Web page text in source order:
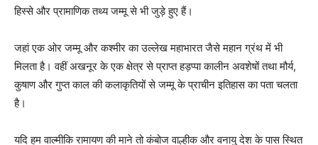
हिस्से और प्रामाणिक तथ्य जम्मू से भी जुड़े हुए हैं।
जहां एक ओर जम्मू और कश्मीर का उल्‍लेख महाभारत जैसे महान ग्रंथ में भी
मिलता है। वहीं अखनूर के एक क्षेत्र से प्राप्‍त हड़प्‍पा कालीन अवशेषों तथा मौर्य,
कुषाण और गुप्‍त काल की कलाकृतियों से जम्मू के प्राचीन इतिहास का पता चलता
है।
यदि हम वाल्मीकि रामायण की माने तो कंबोज वाल्हीक और वनायु देश के पास स्थित